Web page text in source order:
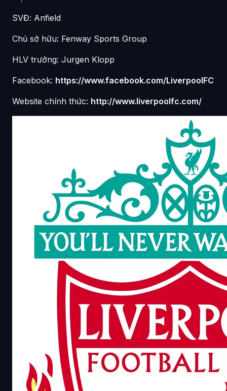
SVĐ: Anfield
Chủ sở hữu: Fenway Sports Group
HLV trưởng: Jurgen Klopp
Facebook: https://www.facebook.com/LiverpoolFC
Website chính thức: http://www.liverpoolfc.com/